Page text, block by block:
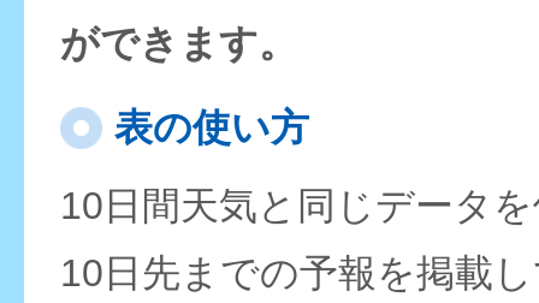
ができます。
表の使い方
10日間天気と同じデータ
10日先までの予報を掲載